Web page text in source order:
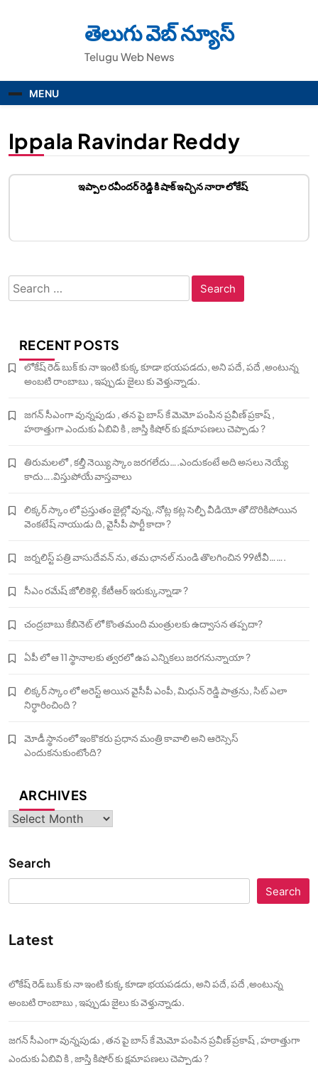
తెలుగు వెబ్ న్యూస్
Telugu Web News
MENU
Ippala Ravindar Reddy
ఇప్పాల రవీందర్ రెడ్డి కి షాక్ ఇచ్చిన నారా లోకేష్
Search
for:
RECENT POSTS
లోకేష్ రెడ్ బుక్ కు నా ఇంటి కుక్క కూడా భయపడదు, అని పదే, పదే ,అంటున్న
అంబటి రాంబాబు , ఇప్పుడు జైలు కు వెళ్తున్నాడు.
జగన్ సీఎంగా వున్నపుడు , తన పై బాస్ కే మెమో పంపిన ప్రవీణ్ ప్రకాష్ ,
హఠాత్తుగా ఎందుకు ఏబివి కి , జాస్తి కిషోర్ కు క్షమాపణలు చెప్పాడు ?
తిరుమలలో , కల్తీ నెయ్యి స్కాం జరగలేదు….ఎందుకంటే అది అసలు నెయ్యే
కాదు….విస్తుపోయే వాస్తవాలు
లిక్కర్ స్కాం లో ప్రస్తుతం జైల్లో వున్న, నోట్ల కట్ల సెల్ఫీ వీడియో తో దొరికిపోయిన
వెంకటేష్ నాయుడు ది, వైసీపీ పార్టీ కాదా ?
జర్నలిస్ట్ పత్రి వాసుదేవన్ ను, తమ ఛానల్ నుండి తొలగించిన 99టీవీ…….
సీఎం రమేష్ జోలికెళ్లి, కేటీఆర్ ఇరుక్కున్నాడా ?
చంద్రబాబు కేబినెట్ లో కొంతమంది మంత్రులకు ఉద్వాసన తప్పదా?
ఏపీ లో ఆ 11 స్థానాలకు త్వరలో ఉప ఎన్నికలు జరగనున్నాయా ?
లిక్కర్ స్కాం లో అరెస్ట్ అయిన వైసీపీ ఎంపీ, మిధున్ రెడ్డి పాత్రను, సిట్ ఎలా
నిర్ధారించింది ?
మోడీ స్థానంలో ఇంకొకరు ప్రధాన మంత్రి కావాలి అని ఆరెస్సెస్‌
ఎందుకనుకుంటోంది?
ARCHIVES
Archives
Search
Search
Latest
లోకేష్ రెడ్ బుక్ కు నా ఇంటి కుక్క కూడా భయపడదు, అని పదే, పదే ,అంటున్న
అంబటి రాంబాబు , ఇప్పుడు జైలు కు వెళ్తున్నాడు.
జగన్ సీఎంగా వున్నపుడు , తన పై బాస్ కే మెమో పంపిన ప్రవీణ్ ప్రకాష్ , హఠాత్తుగా
ఎందుకు ఏబివి కి , జాస్తి కిషోర్ కు క్షమాపణలు చెప్పాడు ?